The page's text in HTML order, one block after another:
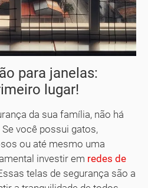
para janelas:
lugar!
da sua família, não há
você possui gatos,
ou até mesmo uma
investir em redes de
telas de segurança são a